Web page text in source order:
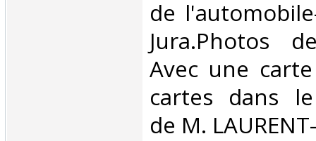
de
Jura.Photos
Avec une
cartes dans
de M.